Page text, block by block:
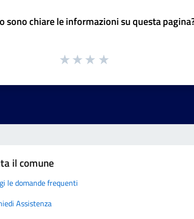
sono chiare le informazioni su questa
il comune
le domande frequenti
Assistenza